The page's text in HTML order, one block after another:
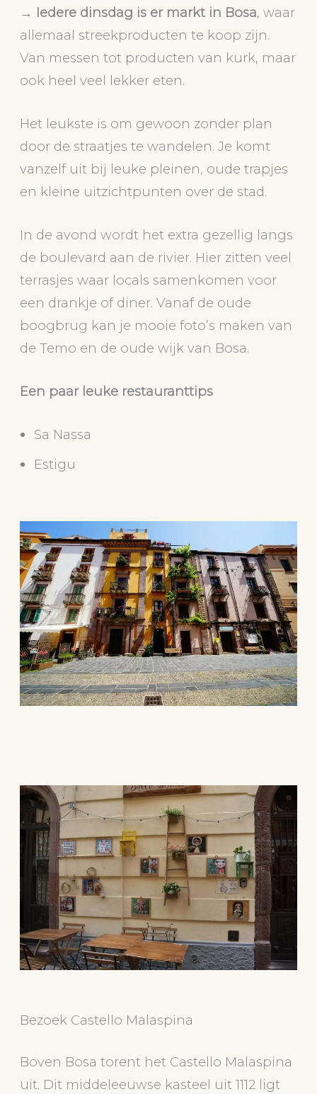
→ Iedere dinsdag is er markt in Bosa, waar
allemaal streekproducten te koop zijn.
Van messen tot producten van kurk, maar
ook heel veel lekker eten.
Het leukste is om gewoon zonder plan
door de straatjes te wandelen. Je komt
vanzelf uit bij leuke pleinen, oude trapjes
en kleine uitzichtpunten over de stad.
In de avond wordt het extra gezellig langs
de boulevard aan de rivier. Hier zitten veel
terrasjes waar locals samenkomen voor
een drankje of diner. Vanaf de oude
boogbrug kan je mooie foto’s maken van
de Temo en de oude wijk van Bosa.
Een paar leuke restauranttips
Sa Nassa
Estigu
Bezoek Castello Malaspina
Boven Bosa torent het Castello Malaspina
uit. Dit middeleeuwse kasteel uit 1112 ligt